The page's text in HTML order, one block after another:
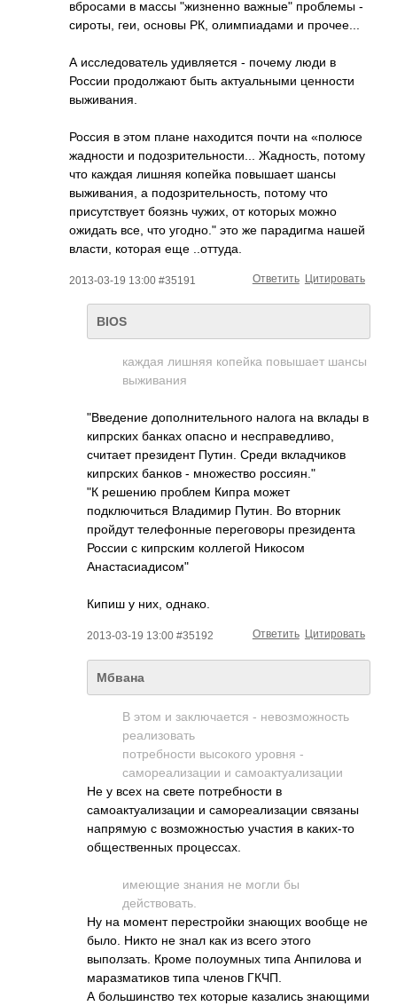
вбросами в массы "жизненно важные" проблемы -
сироты, геи, основы РК, олимпиадами и прочее...
А исследователь удивляется - почему люди в
России продолжают быть актуальными ценности
выживания.
Россия в этом плане находится почти на «полюсе
жадности и подозрительности­... Жадность, потому
что каждая лишняя копейка повышает шансы
выживания, а подозрительность­, потому что
присутствует боязнь чужих, от которых можно
ожидать все, что угодно." это же парадигма нашей
власти, которая еще ..оттуда.
2013-03-19 13:00 #35191 Цитировать
Ответить
BIOS
каждая лишняя копейка повышает шансы
выживания
"Введение дополнительного налога на вклады в
кипрских банках опасно и несправедливо,
считает президент Путин. Среди вкладчиков
кипрских банков - множество россиян."
"К решению проблем Кипра может
подключиться Владимир Путин. Во вторник
пройдут телефонные переговоры президента
России с кипрским коллегой Никосом
Анастасиадисом"
Кипиш у них, однако.
2013-03-19 13:00 #35192 Цитировать
Ответить
Мбвана
В этом и заключается - невозможность
реализовать
потребности высокого уровня -
самореализации и самоактуализации
Не у всех на свете потребности в
самоактуализации и самореализации связаны
напрямую с возможностью участия в каких-то
общественных процессах.
имеющие знания не могли бы
действовать.
Ну на момент перестройки знающих вообще не
было. Никто не знал как из всего этого
выползать. Кроме полоумных типа Анпилова и
маразматиков типа членов ГКЧП.
А большинство тех которые казались знающими